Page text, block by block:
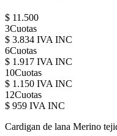
$ 11.500
3Cuotas
$ 3.834 IVA INC
6Cuotas
$ 1.917 IVA INC
10Cuotas
$ 1.150 IVA INC
12Cuotas
$ 959 IVA INC
Cardigan de lana Merino